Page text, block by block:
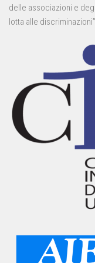
delle associazioni e
lotta alle discriminazioni”